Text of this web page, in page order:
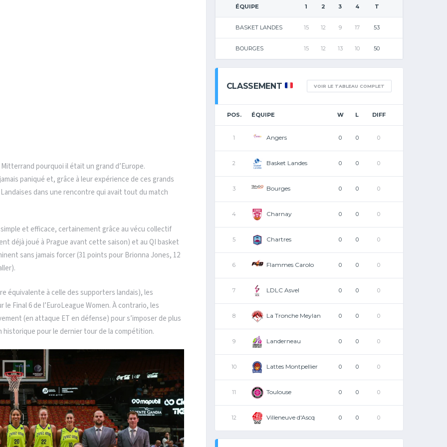
pourquoi il était un grand d’Europe.
paniqué et, grâce à leur expérience de ces grands
dans une rencontre qui avait tout du match
et efficace, certainement grâce au vécu collectif
déjà joué à Prague avant cette saison) et au QI basket
sans jamais forcer (31 points pour Brionna Jones, 12
équivalente à celle des supporters landais), les
Final 6 de l’EuroLeague Women. À contrario, les
(en attaque ET en défense) pour s’imposer de plus
historique pour le dernier tour de la compétition.
ÉQUIPE 1 2 3 4 T
BASKET LANDES 15 12 9 17 53
BOURGES 15 12 13 10 50
CLASSEMENT VOIR LE TABLEAU COMPLET
POS. ÉQUIPE W L DIFF
1 Angers 0 0 0
2 Basket Landes 0 0 0
3 Bourges 0 0 0
4 Charnay 0 0 0
5 Chartres 0 0 0
6 Flammes Carolo 0 0 0
7 LDLC Asvel 0 0 0
8 La Tronche Meylan 0 0 0
9 Landerneau 0 0 0
10 Lattes Montpellier 0 0 0
11 Toulouse 0 0 0
12 Villeneuve d'Ascq 0 0 0